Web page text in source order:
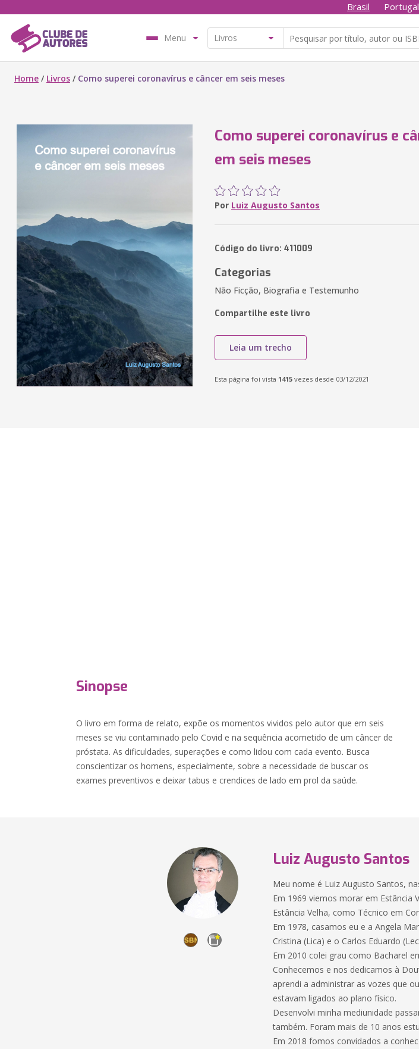
Brasil Portugal
Menu
Home / Livros / Como superei coronavírus e câncer em seis meses
Como superei coronavírus e
em seis meses
Por Luiz Augusto Santos
Código do livro: 411009
Categorias
Não Ficção, Biografia e Testemunho
Compartilhe este livro
Leia um trecho
Esta página foi vista 1415 vezes desde 03/12/2021
Sinopse
O livro em forma de relato, expõe os momentos vividos pelo autor que em seis
meses se viu contaminado pelo Covid e na sequência acometido de um câncer de
próstata. As dificuldades, superações e como lidou com cada evento. Busca
conscientizar os homens, especialmente, sobre a necessidade de buscar os
exames preventivos e deixar tabus e crendices de lado em prol da saúde.
Luiz Augusto Santos
Meu nome é Luiz Augusto Santos,
Em 1969 viemos morar em Estância
Estância Velha, como Técnico em
Em 1978, casamos eu e a Angela
Cristina (Lica) e o Carlos Eduardo
Em 2010 colei grau como Bacharel
Conhecemos e nos dedicamos à
aprendi a administrar as vozes que
estavam ligados ao plano físico.
Desenvolvi minha mediunidade
também. Foram mais de 10 anos
Em 2018 fomos convidados a